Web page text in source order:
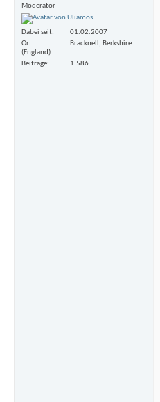
Moderator
Dabei seit
01.02.2007
Ort
Bracknell, Berkshire
(England)
Beiträge
1.586